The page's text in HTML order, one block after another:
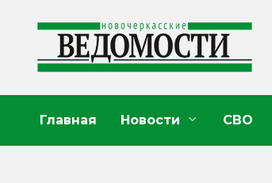
содержанию
Главная Новости СВО